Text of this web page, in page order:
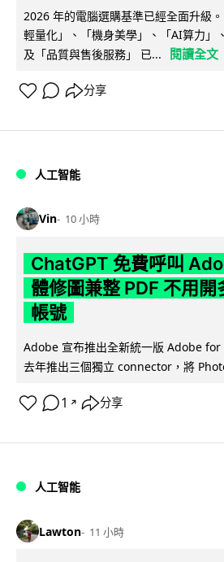
2026 年的電腦選購基準已經全面升級
輕量化」、「機身美學」、「AI算力」
及「品質與售後服務」 已...
閱讀全文
分享
人工智能
Vin 10 小時
ChatGPT 免費呼叫
體修圖兼整 PDF 不用開
帳號
Adobe 宣布推出全新統一版 Adobe for
去年推出三個獨立 connector，將
1 ↗ 分享
人工智能
Lawton 11 小時